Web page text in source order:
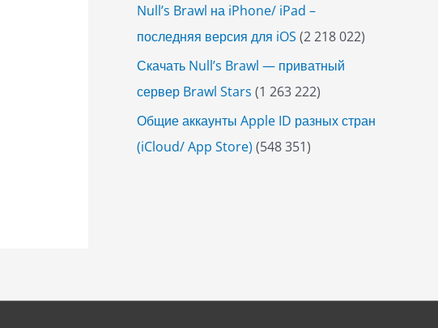
Null’s Brawl на iPhone/ iPad –
последняя версия для iOS (2 218 022)
Скачать Null’s Brawl — приватный
сервер Brawl Stars (1 263 222)
Общие аккаунты Apple ID разных стран
(iCloud/ App Store) (548 351)